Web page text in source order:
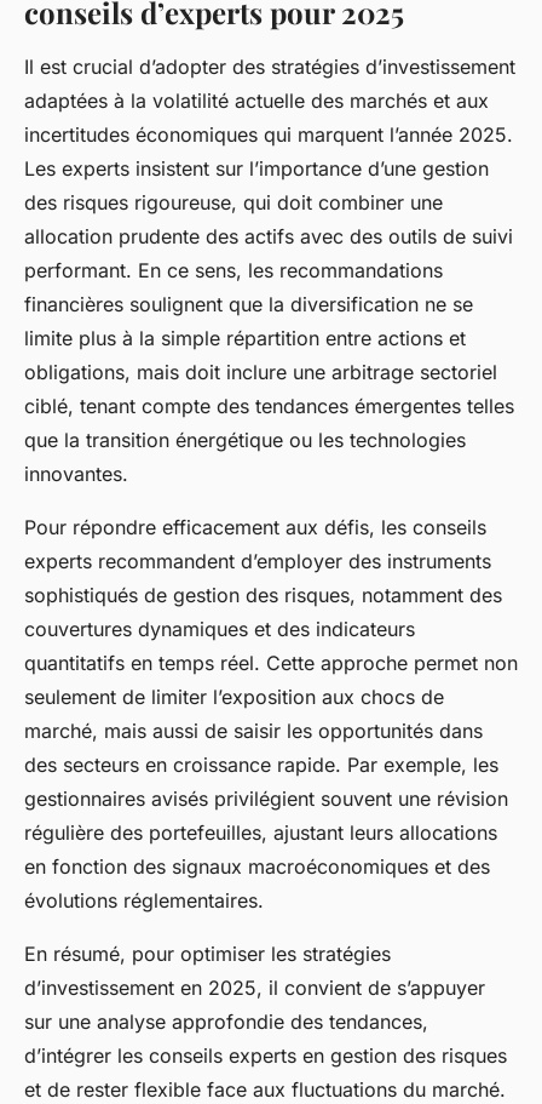
conseils d’experts pour 2025
Il est crucial d’adopter des stratégies d’investissement
adaptées à la volatilité actuelle des marchés et aux
incertitudes économiques qui marquent l’année 2025.
Les experts insistent sur l’importance d’une gestion
des risques rigoureuse, qui doit combiner une
allocation prudente des actifs avec des outils de suivi
performant. En ce sens, les recommandations
financières soulignent que la diversification ne se
limite plus à la simple répartition entre actions et
obligations, mais doit inclure une arbitrage sectoriel
ciblé, tenant compte des tendances émergentes telles
que la transition énergétique ou les technologies
innovantes.
Pour répondre efficacement aux défis, les conseils
experts recommandent d’employer des instruments
sophistiqués de gestion des risques, notamment des
couvertures dynamiques et des indicateurs
quantitatifs en temps réel. Cette approche permet non
seulement de limiter l’exposition aux chocs de
marché, mais aussi de saisir les opportunités dans
des secteurs en croissance rapide. Par exemple, les
gestionnaires avisés privilégient souvent une révision
régulière des portefeuilles, ajustant leurs allocations
en fonction des signaux macroéconomiques et des
évolutions réglementaires.
En résumé, pour optimiser les stratégies
d’investissement en 2025, il convient de s’appuyer
sur une analyse approfondie des tendances,
d’intégrer les conseils experts en gestion des risques
et de rester flexible face aux fluctuations du marché.